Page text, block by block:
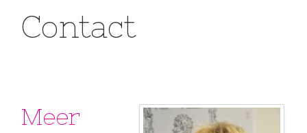
Contact
Meer